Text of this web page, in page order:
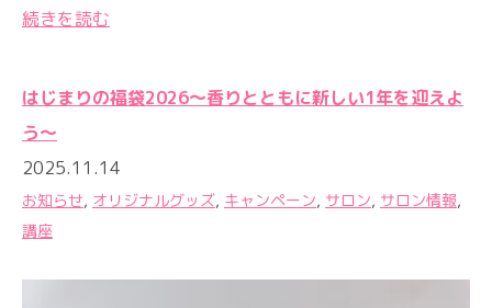
続きを読む
はじまりの福袋2026〜香りとともに新しい1年を迎えよ
う〜
2025.11.14
お知らせ, オリジナルグッズ, キャンペーン, サロン, サロン情報,
講座